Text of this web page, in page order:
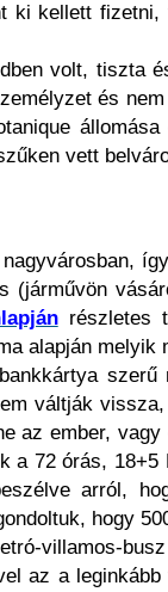
ki kellett fizetni,
volt, tiszta
és
vett
(járművön
részletes
alapján
váltják
az ember,
a 72 órás,
arról,
hogy
villamos-
az a